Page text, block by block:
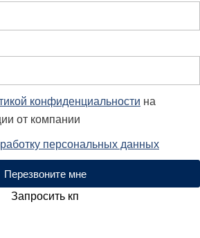
конфиденциальности на
от компании
персональных данных
Перезвоните мне
Запросить кп